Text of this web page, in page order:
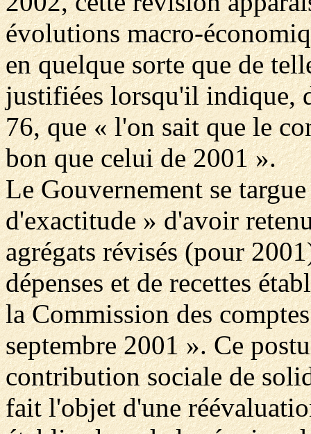
évolutions macro-
en quelque sorte que de
justifiées lorsqu'il indique,
76, que « l'on sait que le
bon que celui de 2001 ».
Le Gouvernement se
d'exactitude » d'avoir
agrégats révisés (pour
dépenses et de recettes
la Commission des
septembre 2001 ». Ce
contribution sociale de
fait l'objet d'une